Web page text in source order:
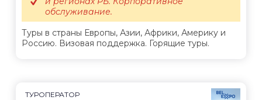
Туры в страны Европы, Азии, Африки, Америку и
Россию. Визовая поддержка. Горящие туры.
обслуживание.
ТУРОПЕРАТОР